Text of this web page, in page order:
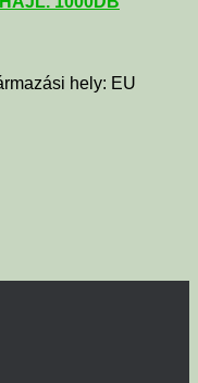
hely: EU